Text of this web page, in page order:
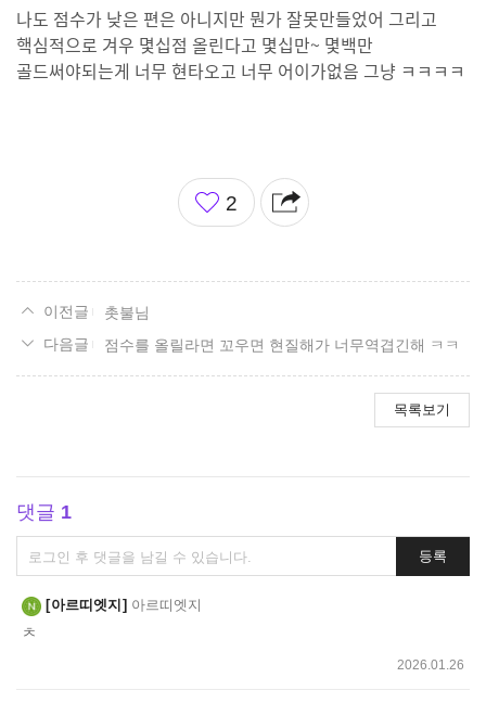
나도 점수가 낮은 편은 아니지만 뭔가 잘못만들었어 그리고
핵심적으로 겨우 몇십점 올린다고 몇십만~ 몇백만
골드써야되는게 너무 현타오고 너무 어이가없음 그냥 ㅋㅋㅋㅋ
좋
아
2
촛불님
점수를 올릴라면 꼬우면 현질해가 너무역겹긴해 ㅋㅋ
목록보기
댓글 1
댓
글
쓰
기
등록
아르띠엣지 아르띠엣지
ㅊ
2026.01.26